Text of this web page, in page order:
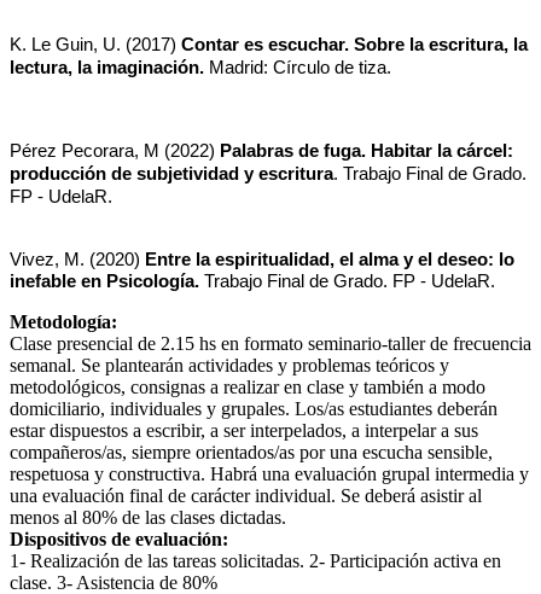
K. Le Guin, U. (2017) Contar es escuchar. Sobre la escritura, la
lectura, la imaginación. Madrid: Círculo de tiza.
Pérez Pecorara, M (2022) Palabras de fuga. Habitar la cárcel:
producción de subjetividad y escritura. Trabajo Final de Grado.
FP - UdelaR.
Vivez, M. (2020) Entre la espiritualidad, el alma y el deseo: lo
inefable en Psicología. Trabajo Final de Grado. FP - UdelaR.
Metodología:
Clase presencial de 2.15 hs en formato seminario-taller de frecuencia
semanal. Se plantearán actividades y problemas teóricos y
metodológicos, consignas a realizar en clase y también a modo
domiciliario, individuales y grupales. Los/as estudiantes deberán
estar dispuestos a escribir, a ser interpelados, a interpelar a sus
compañeros/as, siempre orientados/as por una escucha sensible,
respetuosa y constructiva. Habrá una evaluación grupal intermedia y
una evaluación final de carácter individual. Se deberá asistir al
menos al 80% de las clases dictadas.
Dispositivos de evaluación:
1- Realización de las tareas solicitadas. 2- Participación activa en
clase. 3- Asistencia de 80%